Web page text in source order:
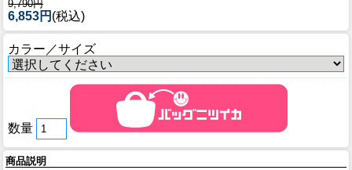
9,790円
6,853円 (税込)
カラー／サイズ
数量
商品説明